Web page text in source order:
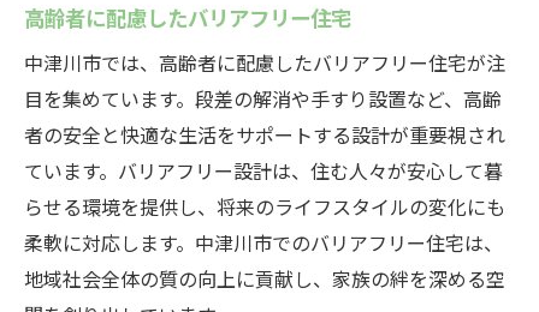
高齢者に配慮したバリアフリー住宅
中津川市では、高齢者に配慮したバリアフリー住宅が注
目を集めています。段差の解消や手すり設置など、高齢
者の安全と快適な生活をサポートする設計が重要視され
ています。バリアフリー設計は、住む人々が安心して暮
らせる環境を提供し、将来のライフスタイルの変化にも
柔軟に対応します。中津川市でのバリアフリー住宅は、
地域社会全体の質の向上に貢献し、家族の絆を深める空